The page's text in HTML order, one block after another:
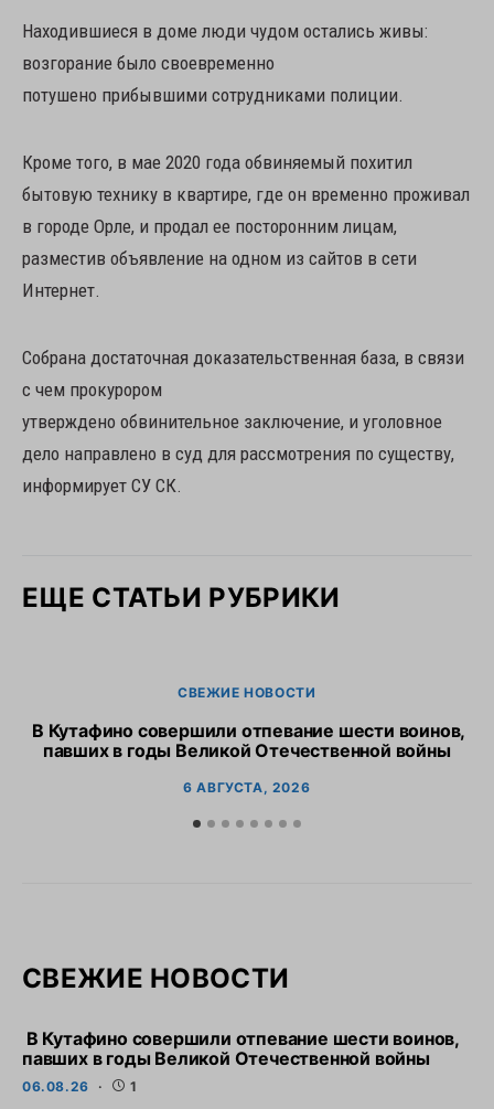
Находившиеся в доме люди чудом остались живы:
возгорание было своевременно
потушено прибывшими сотрудниками полиции.
Кроме того, в мае 2020 года обвиняемый похитил
бытовую технику в квартире, где он временно проживал
в городе Орле, и продал ее посторонним лицам,
разместив объявление на одном из сайтов в сети
Интернет.
Собрана достаточная доказательственная база, в связи
с чем прокурором
утверждено обвинительное заключение, и уголовное
дело направлено в суд для рассмотрения по существу,
информирует СУ СК.
ЕЩЕ СТАТЬИ РУБРИКИ
СВЕЖИЕ НОВОСТИ
В Кутафино совершили отпевание шести воинов,
павших в годы Великой Отечественной войны
6 АВГУСТА, 2026
СВЕЖИЕ НОВОСТИ
В Кутафино совершили отпевание шести воинов,
павших в годы Великой Отечественной войны
06.08.26 1